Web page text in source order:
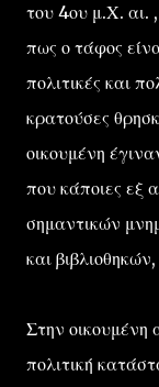
του 4ου μ.Χ. αι.
πως ο τάφος
πολιτικές και
κρατούσες
οικουμένη
που κάποιες εξ
σημαντικών
και
Στην οικουμένη
πολιτική